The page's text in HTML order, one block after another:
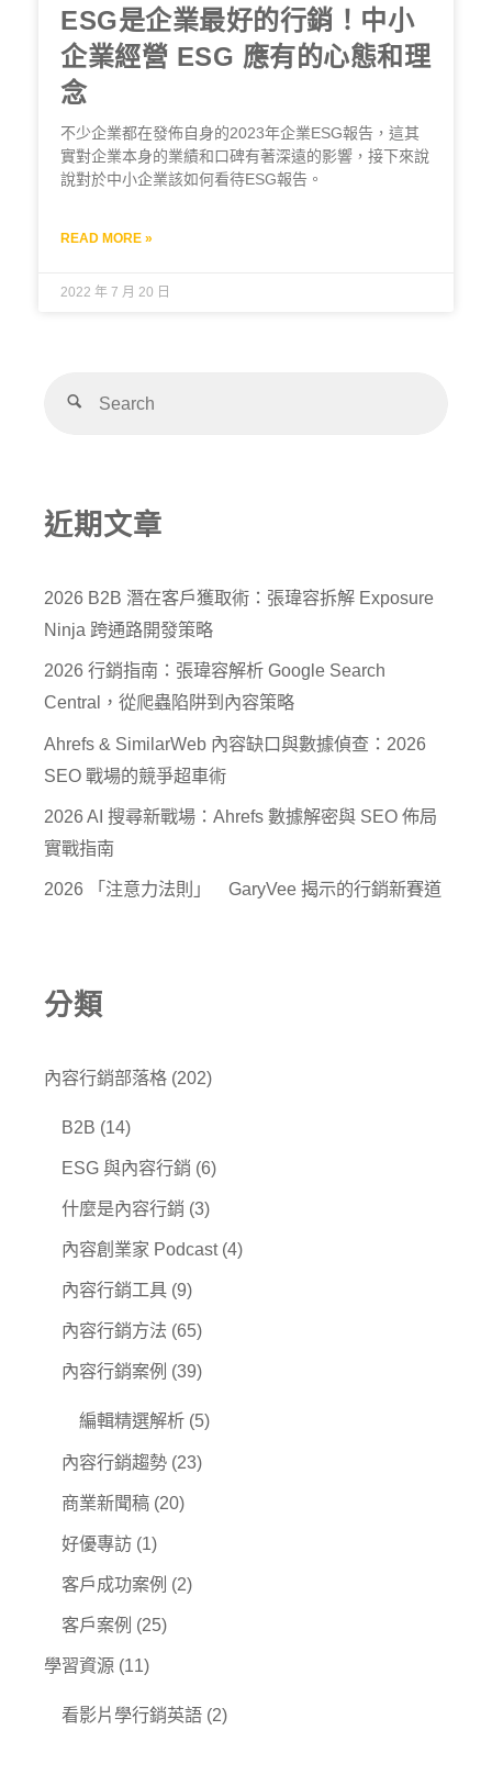
ESG是企業最好的行銷！中小
企業經營 ESG 應有的心態和理
念
不少企業都在發佈自身的2023年企業ESG報告，這其
實對企業本身的業績和口碑有著深遠的影響，接下來說
說對於中小企業該如何看待ESG報告。
READ MORE »
2022 年 7 月 20 日
近期文章
2026 B2B 潛在客戶獲取術：張瑋容拆解 Exposure
Ninja 跨通路開發策略
2026 行銷指南：張瑋容解析 Google Search
Central，從爬蟲陷阱到內容策略
Ahrefs & SimilarWeb 內容缺口與數據偵查：2026
SEO 戰場的競爭超車術
2026 AI 搜尋新戰場：Ahrefs 數據解密與 SEO 佈局
實戰指南
2026 「注意力法則」 GaryVee 揭示的行銷新賽道
分類
內容行銷部落格 (202)
B2B (14)
ESG 與內容行銷 (6)
什麼是內容行銷 (3)
內容創業家 Podcast(4)
內容行銷工具 (9)
內容行銷方法 (65)
內容行銷案例 (39)
編輯精選解析 (5)
內容行銷趨勢 (23)
商業新聞稿 (20)
好優專訪 (1)
客戶成功案例 (2)
客戶案例 (25)
學習資源 (11)
看影片學行銷英語 (2)